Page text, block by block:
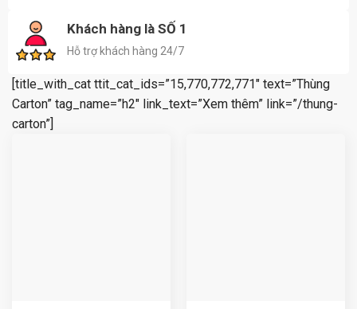
Khách hàng là SỐ 1
Hỗ trợ khách hàng 24/7
[title_with_cat ttit_cat_ids=”15,770,772,771″ text=”Thùng
Carton” tag_name=”h2″ link_text=”Xem thêm” link=”/thung-
carton”]